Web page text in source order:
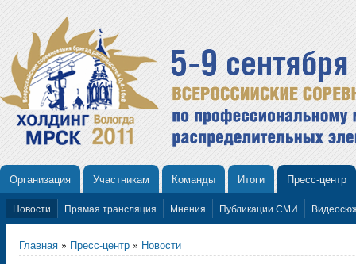
Организация Участникам Команды Итоги Пресс-центр
Новости Прямая трансляция Мнения Публикации СМИ
Главная » Пресс-центр » Новости